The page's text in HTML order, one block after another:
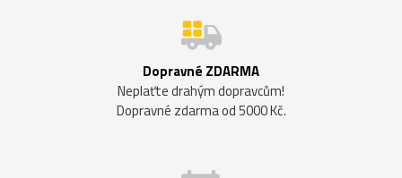
Dopravné ZDARMA
Neplaťte drahým dopravcům!
Dopravné zdarma od 5000 Kč.